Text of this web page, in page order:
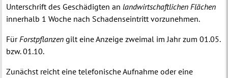
Unterschrift des Geschädigten anlandwirtschaftlichen Flächen
innerhalb 1 Woche nach Schadenseintritt vorzunehmen.
Für Forstpflanzen gilt eine Anzeige zweimal im Jahr zum 01.05.
bzw. 01.10.
Zunächst reicht eine telefonische Aufnahme oder eine